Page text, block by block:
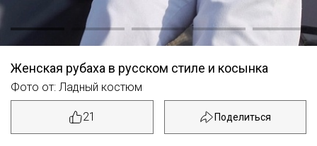
Женская рубаха в русском стиле и косынка
Фото от: Ладный костюм
21